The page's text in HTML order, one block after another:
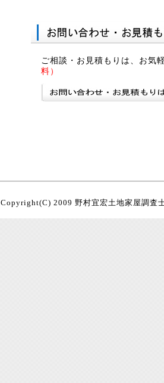
ご相談・お見積もりは、お気
料）
Copyright(C) 2009 野村宜宏土地家屋調査